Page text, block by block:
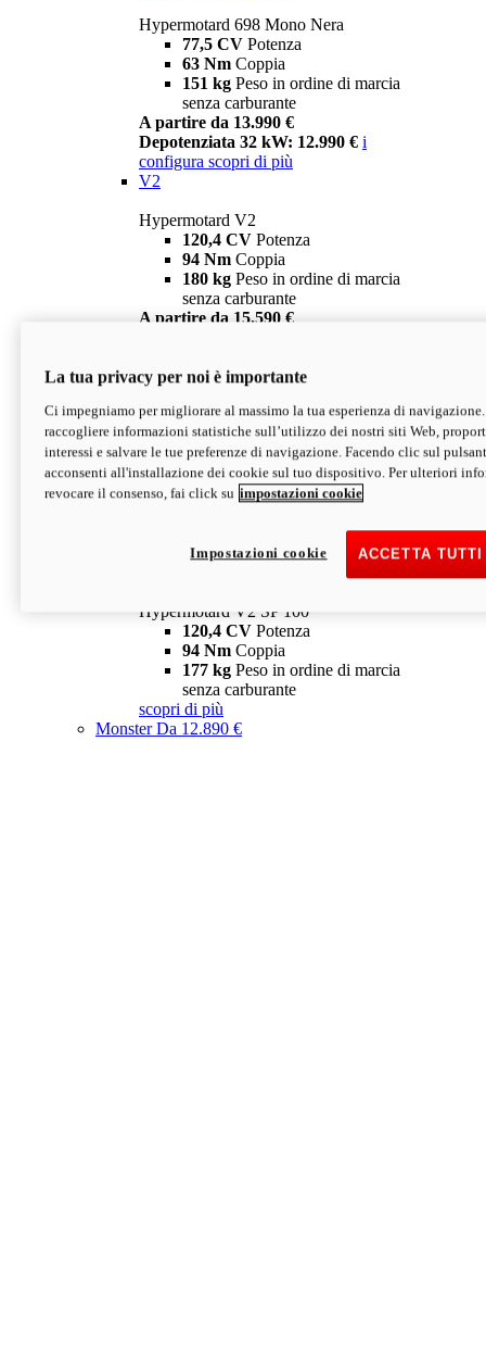
Hypermotard 698 Mono Nera
77,5 CV Potenza
63 Nm Coppia
151 kg Peso in ordine di marcia
senza carburante
A partire da 13.990 €
Depotenziata 32 kW: 12.990 € i
configura scopri di più
V2
Hypermotard V2
120,4 CV Potenza
94 Nm Coppia
180 kg Peso in ordine di marcia
senza carburante
A partire da 15.590 €
V2 SP
Hypermotard V2 SP
120,4 CVPotenza
94 NmCoppia
177 kgPeso in ordine di marcia
senza carburante
Depotenziata 35 kW: 18.890 € i
configura scopri di più
Hypermotard V2 SP 100
120,4 CV Potenza
94 Nm Coppia
177 kg Peso in ordine di marcia
senza carburante
scopri di più
MonsterDa 12.890 €
La tua privacy per noi è importante
Ci impegniamo per migliorare al massimo la tua esperienza di
raccogliere informazioni statistiche sull’utilizzo dei nostri siti Web,
interessi e salvare le tue preferenze di navigazione. Facendo clic sul
acconsenti all'installazione dei cookie sul tuo dispositivo. Per ulteriori
revocare il consenso, fai click su impostazioni cookie
ACCETTA
Impostazioni cookie